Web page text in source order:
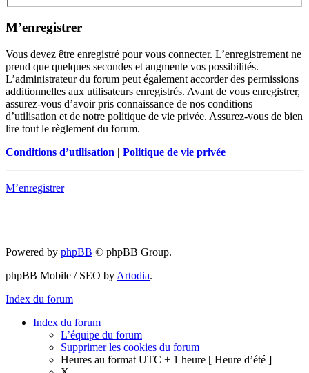
M’enregistrer
Vous devez être enregistré pour vous connecter. L’enregistrement ne
prend que quelques secondes et augmente vos possibilités.
L’administrateur du forum peut également accorder des permissions
additionnelles aux utilisateurs enregistrés. Avant de vous enregistrer,
assurez-vous d’avoir pris connaissance de nos conditions
d’utilisation et de notre politique de vie privée. Assurez-vous de bien
lire tout le règlement du forum.
Conditions d’utilisation | Politique de vie privée
M’enregistrer
Powered by phpBB © phpBB Group.
phpBB Mobile / SEO by Artodia.
Index du forum
Index du forum
L’équipe du forum
Supprimer les cookies du forum
Heures au format UTC + 1 heure [ Heure d’été ]